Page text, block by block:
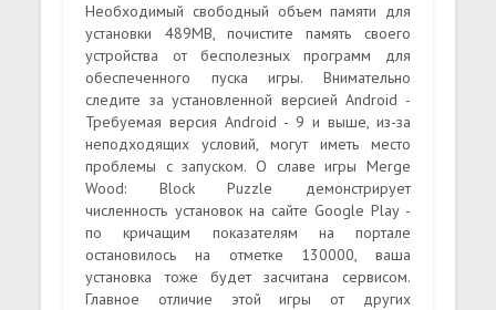
Необходимый свободный объем памяти для
установки 489MB, почистите память своего
устройства от бесполезных программ для
обеспеченного пуска игры. Внимательно
следите за установленной версией Android -
Требуемая версия Android - 9 и выше, из-за
неподходящих условий, могут иметь место
проблемы с запуском. О славе игры Merge
Wood: Block Puzzle демонстрирует
численность установок на сайте Google Play -
по кричащим показателям на портале
остановилось на отметке 130000, ваша
установка тоже будет засчитана сервисом.
Главное отличие этой игры от других